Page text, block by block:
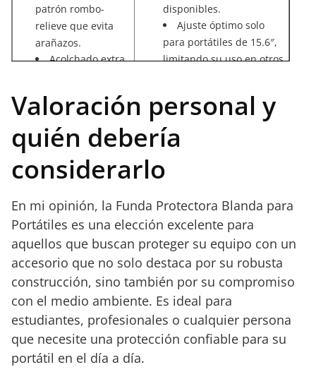
patrón rombo-
relieve que evita
arañazos.
Acolchado extra
absorbe impactos.
Materiales
sostenibles y
compromiso
ecológico.
Bolsillo frontal
organización de
accesorios.
disponibles.
Ajuste óptimo solo
para portátiles de 15.6″,
limitando su uso en otros
que puede no
impresionar a gustos
personales muy
Valoración personal y
quién debería
considerarlo
En mi opinión, la Funda Protectora Blanda para
Portátiles es una elección excelente para
aquellos que buscan proteger su equipo con un
accesorio que no solo destaca por su robusta
construcción, sino también por su compromiso
con el medio ambiente. Es ideal para
estudiantes, profesionales o cualquier persona
que necesite una protección confiable para su
portátil en el día a día.